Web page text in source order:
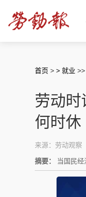
首页 > > 就业 >>
劳动时
何时休
来源：劳动观察
摘要： 当国民